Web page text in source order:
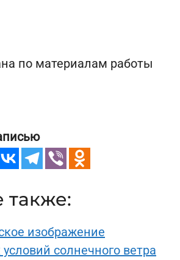
по материалам работы
также: